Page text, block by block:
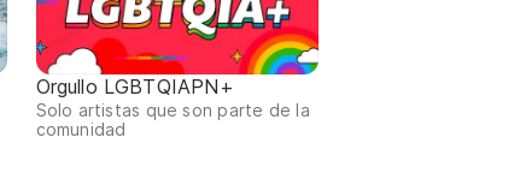
Orgullo LGBTQIAPN+
Solo artistas que son parte de la
comunidad